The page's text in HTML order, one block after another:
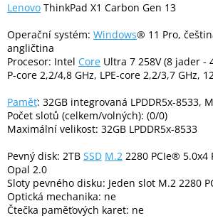
Elektronika
Domácnost
Black
Friday
Akční
zboží
Lenovo ThinkPad X1 Carbon Gen 13
Operační systém: Windows® 11 Pro,
angličtina
Procesor: Intel Core Ultra 7 258V (8 jader -
P-core 2,2/4,8 GHz, LPE-core 2,2/3,7 GHz,
Paměť: 32GB integrovaná LPDDR5x-8533,
Počet slotů (celkem/volných): (0/0)
Maximální velikost: 32GB LPDDR5x-8533
Pevný disk: 2TB SSD M.2 2280 PCIe®
Opal 2.0
Sloty pevného disku: Jeden slot M.2 2280
Optická mechanika: ne
Čtečka paměťových karet: ne